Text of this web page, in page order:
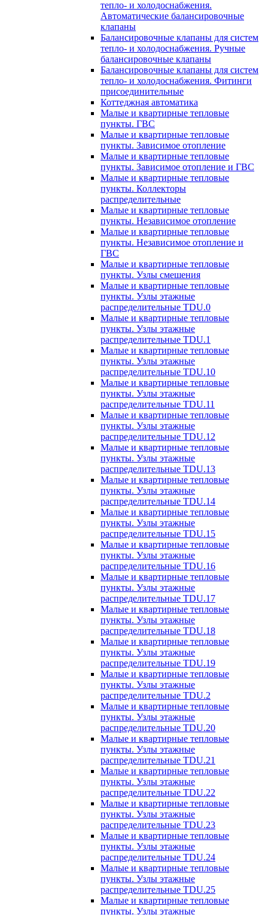
тепло- и холодоснабжения.
Автоматические балансировочные
клапаны
Балансировочные клапаны для систем
тепло- и холодоснабжения. Ручные
балансировочные клапаны
Балансировочные клапаны для систем
тепло- и холодоснабжения. Фитинги
присоединительные
Коттеджная автоматика
Малые и квартирные тепловые
пункты. ГВС
Малые и квартирные тепловые
пункты. Зависимое отопление
Малые и квартирные тепловые
пункты. Зависимое отопление и ГВС
Малые и квартирные тепловые
пункты. Коллекторы
распределительные
Малые и квартирные тепловые
пункты. Независимое отопление
Малые и квартирные тепловые
пункты. Независимое отопление и
ГВС
Малые и квартирные тепловые
пункты. Узлы смешения
Малые и квартирные тепловые
пункты. Узлы этажные
распределительные TDU.0
Малые и квартирные тепловые
пункты. Узлы этажные
распределительные TDU.1
Малые и квартирные тепловые
пункты. Узлы этажные
распределительные TDU.10
Малые и квартирные тепловые
пункты. Узлы этажные
распределительные TDU.11
Малые и квартирные тепловые
пункты. Узлы этажные
распределительные TDU.12
Малые и квартирные тепловые
пункты. Узлы этажные
распределительные TDU.13
Малые и квартирные тепловые
пункты. Узлы этажные
распределительные TDU.14
Малые и квартирные тепловые
пункты. Узлы этажные
распределительные TDU.15
Малые и квартирные тепловые
пункты. Узлы этажные
распределительные TDU.16
Малые и квартирные тепловые
пункты. Узлы этажные
распределительные TDU.17
Малые и квартирные тепловые
пункты. Узлы этажные
распределительные TDU.18
Малые и квартирные тепловые
пункты. Узлы этажные
распределительные TDU.19
Малые и квартирные тепловые
пункты. Узлы этажные
распределительные TDU.2
Малые и квартирные тепловые
пункты. Узлы этажные
распределительные TDU.20
Малые и квартирные тепловые
пункты. Узлы этажные
распределительные TDU.21
Малые и квартирные тепловые
пункты. Узлы этажные
распределительные TDU.22
Малые и квартирные тепловые
пункты. Узлы этажные
распределительные TDU.23
Малые и квартирные тепловые
пункты. Узлы этажные
распределительные TDU.24
Малые и квартирные тепловые
пункты. Узлы этажные
распределительные TDU.25
Малые и квартирные тепловые
пункты. Узлы этажные